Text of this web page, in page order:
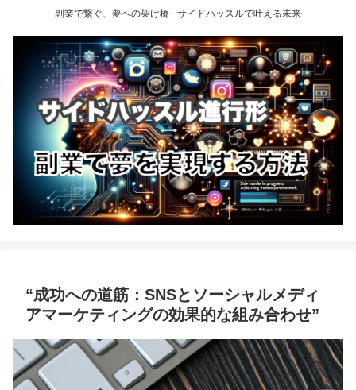
副業で繋ぐ、夢への架け橋 - サイドハッスルで叶える未来
“成功への道筋：SNSとソーシャルメディ
アマーケティングの効果的な組み合わせ”